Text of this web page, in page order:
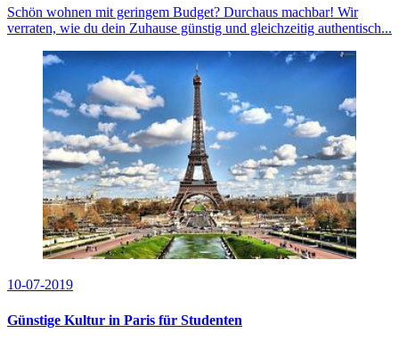
Schön wohnen mit geringem Budget? Durchaus machbar! Wir
verraten, wie du dein Zuhause günstig und gleichzeitig authentisch...
10-07-2019
Günstige Kultur in Paris für Studenten